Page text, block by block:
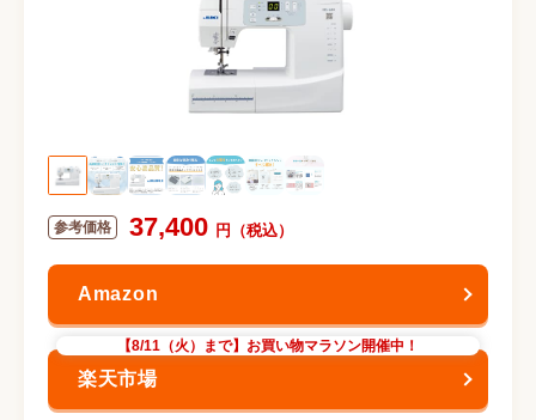
37,400
【8/11（火）まで】お買い物マラソン開催中！